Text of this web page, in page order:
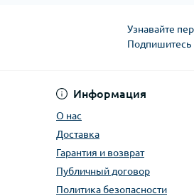
Узнавайте
Подпишитесь
Информация
О нас
Доставка
Гарантия и возврат
Публичный договор
Политика безопасности